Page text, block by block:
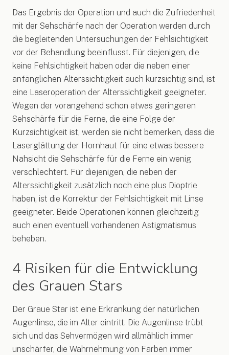
Das Ergebnis der Operation und auch die Zufriedenheit
mit der Sehschärfe nach der Operation werden durch
die begleitenden Untersuchungen der Fehlsichtigkeit
vor der Behandlung beeinflusst. Für diejenigen, die
keine Fehlsichtigkeit haben oder die neben einer
anfänglichen Alterssichtigkeit auch kurzsichtig sind, ist
eine Laseroperation der Alterssichtigkeit geeigneter.
Wegen der vorangehend schon etwas geringeren
Sehschärfe für die Ferne, die eine Folge der
Kurzsichtigkeit ist, werden sie nicht bemerken, dass die
Laserglättung der Hornhaut für eine etwas bessere
Nahsicht die Sehschärfe für die Ferne ein wenig
verschlechtert. Für diejenigen, die neben der
Alterssichtigkeit zusätzlich noch eine plus Dioptrie
haben, ist die Korrektur der Fehlsichtigkeit mit Linse
geeigneter. Beide Operationen können gleichzeitig
auch einen eventuell vorhandenen Astigmatismus
beheben.
4 Risiken für die Entwicklung
des Grauen Stars
Der Graue Star ist eine Erkrankung der natürlichen
Augenlinse, die im Alter eintritt. Die Augenlinse trübt
sich und das Sehvermögen wird allmählich immer
unschärfer, die Wahrnehmung von Farben immer